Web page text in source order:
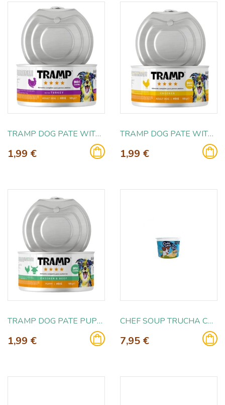
TRAMP DOG PATE WITH TURKEY 185GR
1,99 €
TRAMP DOG PATE WITH CHICKEN 185GR
1,99 €
TRAMP DOG PATE PUPPY CHICKEN WITH BEEF 185GR
1,99 €
CHEF SOUP TRUCHA CON PATATAS 50GR
7,95 €